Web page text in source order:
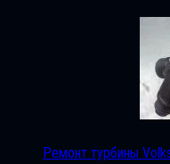
Ремонт турбины